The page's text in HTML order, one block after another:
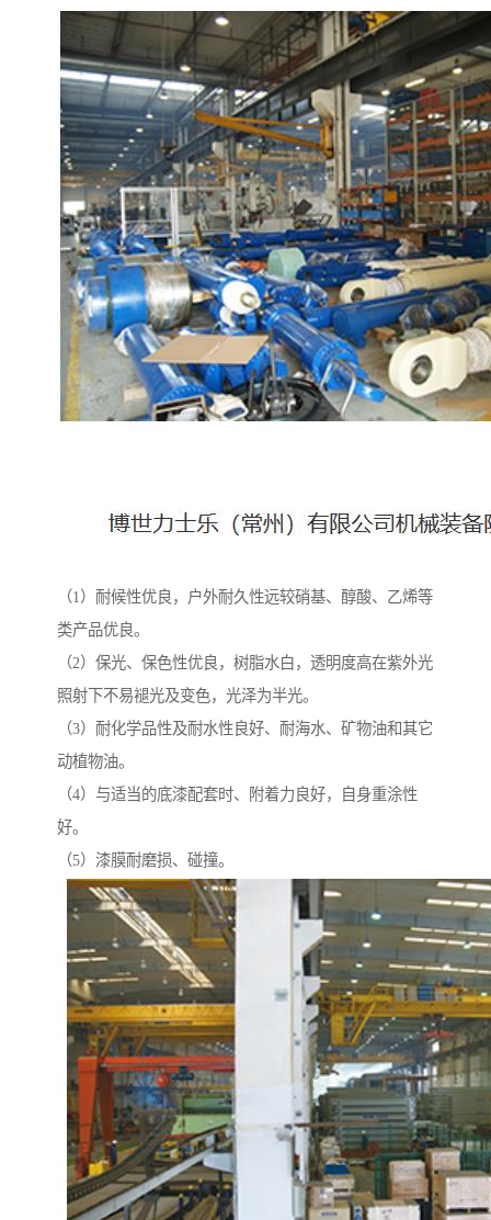
（1）耐候性优良，户外耐久性远较硝基、醇酸、乙烯等
类产品优良。
（2）保光、保色性优良，树脂水白，透明度高在紫外光
照射下不易褪光及变色，光泽为半光。
（3）耐化学品性及耐水性良好、耐海水、矿物油和其它
动植物油。
（4）与适当的底漆配套时、附着力良好，自身重涂性
好。
（5）漆膜耐磨损、碰撞。